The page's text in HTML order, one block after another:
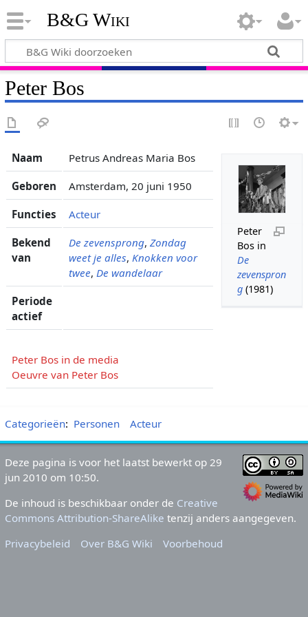
B&G Wiki
Peter Bos
Peter
Bos in
De
zevenspron
g(1981)
Naam Petrus Andreas Maria Bos
Geboren Amsterdam, 20 juni 1950
Functies Acteur
Bekend
van
De zevensprong, Zondag
weet je alles, Knokken voor
twee, De wandelaar
Periode
actief
Peter Bos in de media
Oeuvre van Peter Bos
Categorieën: Personen Acteur
Deze pagina is voor het laatst bewerkt op 29
jun 2010 om 10:50.
De inhoud is beschikbaar onder de Creative
Commons Attribution-ShareAlike tenzij anders aangegeven.
Privacybeleid
Over B&G Wiki Voorbehoud